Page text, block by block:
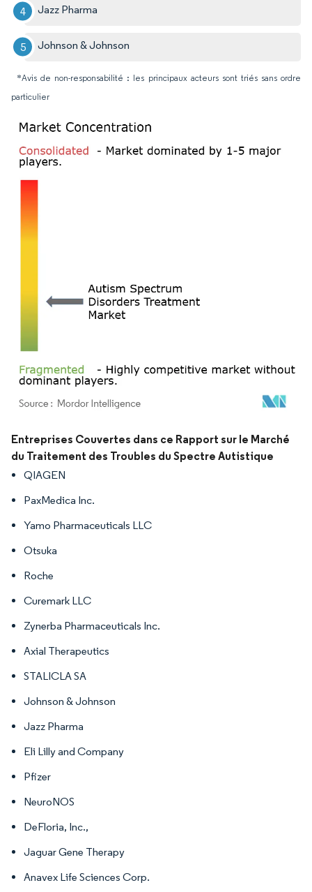
Jazz Pharma
Johnson & Johnson
*Avis de non-responsabilité : les principaux acteurs sont triés sans ordre
particulier
Image © Mordor Intelligence. La réutilisation nécessite une attribution sous CC BY
Entreprises Couvertes dans ce Rapport sur le Marché
du Traitement des Troubles du Spectre Autistique
QIAGEN
PaxMedica Inc.
Yamo Pharmaceuticals LLC
Otsuka
Roche
Curemark LLC
Zynerba Pharmaceuticals Inc.
Axial Therapeutics
STALICLA SA
Johnson & Johnson
Jazz Pharma
Eli Lilly and Company
Pfizer
NeuroNOS
DeFloria, Inc.,
Jaguar Gene Therapy
Anavex Life Sciences Corp.